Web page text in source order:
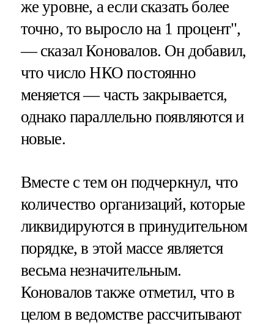
же уровне, а если сказать более
точно, то выросло на 1 процент",
— сказал Коновалов. Он добавил,
что число НКО постоянно
меняется — часть закрывается,
однако параллельно появляются и
новые.
Вместе с тем он подчеркнул, что
количество организаций, которые
ликвидируются в принудительном
порядке, в этой массе является
весьма незначительным.
Коновалов также отметил, что в
целом в ведомстве рассчитывают